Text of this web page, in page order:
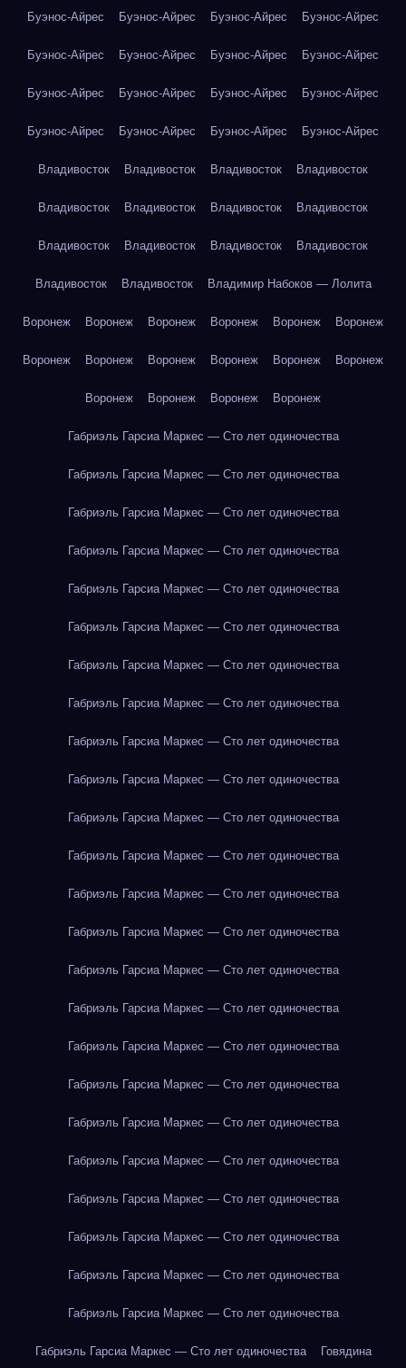
Буэнос-Айрес Буэнос-Айрес Буэнос-Айрес Буэнос-Айрес
Буэнос-Айрес Буэнос-Айрес Буэнос-Айрес Буэнос-Айрес
Буэнос-Айрес Буэнос-Айрес Буэнос-Айрес Буэнос-Айрес
Буэнос-Айрес Буэнос-Айрес Буэнос-Айрес Буэнос-Айрес
Владивосток Владивосток Владивосток Владивосток
Владивосток Владивосток Владивосток Владивосток
Владивосток Владивосток Владивосток Владивосток
Владивосток Владивосток Владимир Набоков — Лолита
Воронеж Воронеж Воронеж Воронеж Воронеж Воронеж
Воронеж Воронеж Воронеж Воронеж Воронеж Воронеж
Воронеж Воронеж Воронеж Воронеж
Габриэль Гарсиа Маркес — Сто лет одиночества
Габриэль Гарсиа Маркес — Сто лет одиночества
Габриэль Гарсиа Маркес — Сто лет одиночества
Габриэль Гарсиа Маркес — Сто лет одиночества
Габриэль Гарсиа Маркес — Сто лет одиночества
Габриэль Гарсиа Маркес — Сто лет одиночества
Габриэль Гарсиа Маркес — Сто лет одиночества
Габриэль Гарсиа Маркес — Сто лет одиночества
Габриэль Гарсиа Маркес — Сто лет одиночества
Габриэль Гарсиа Маркес — Сто лет одиночества
Габриэль Гарсиа Маркес — Сто лет одиночества
Габриэль Гарсиа Маркес — Сто лет одиночества
Габриэль Гарсиа Маркес — Сто лет одиночества
Габриэль Гарсиа Маркес — Сто лет одиночества
Габриэль Гарсиа Маркес — Сто лет одиночества
Габриэль Гарсиа Маркес — Сто лет одиночества
Габриэль Гарсиа Маркес — Сто лет одиночества
Габриэль Гарсиа Маркес — Сто лет одиночества
Габриэль Гарсиа Маркес — Сто лет одиночества
Габриэль Гарсиа Маркес — Сто лет одиночества
Габриэль Гарсиа Маркес — Сто лет одиночества
Габриэль Гарсиа Маркес — Сто лет одиночества
Габриэль Гарсиа Маркес — Сто лет одиночества
Габриэль Гарсиа Маркес — Сто лет одиночества
Габриэль Гарсиа Маркес — Сто лет одиночества Говядина